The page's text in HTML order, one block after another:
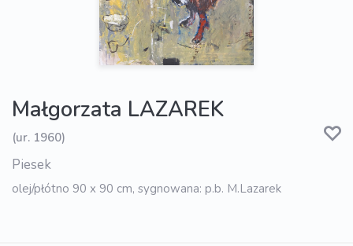
Małgorzata LAZAREK
(ur. 1960)
Piesek
olej/płótno 90 x 90 cm, sygnowana: p.b. M.Lazarek